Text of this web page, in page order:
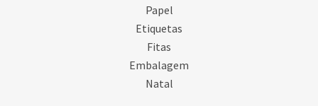
Papel
Etiquetas
Fitas
Embalagem
Natal